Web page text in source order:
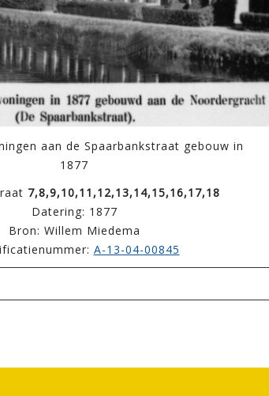
aan de Spaarbankstraat gebouw in
1877
7,8,9,10,11,12,13,14,15,16,17,18
Datering: 1877
Bron: Willem Miedema
A-13-04-00845